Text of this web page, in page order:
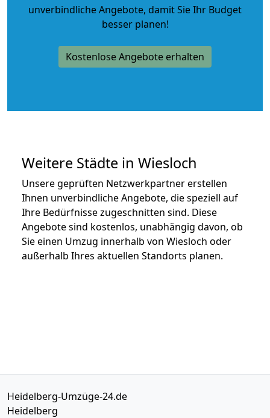
unverbindliche Angebote, damit Sie Ihr Budget
besser planen!
Kostenlose Angebote erhalten
Weitere Städte in Wiesloch
Unsere geprüften Netzwerkpartner erstellen
Ihnen unverbindliche Angebote, die speziell auf
Ihre Bedürfnisse zugeschnitten sind. Diese
Angebote sind kostenlos, unabhängig davon, ob
Sie einen Umzug innerhalb von Wiesloch oder
außerhalb Ihres aktuellen Standorts planen.
Heidelberg-Umzüge-24.de
Heidelberg